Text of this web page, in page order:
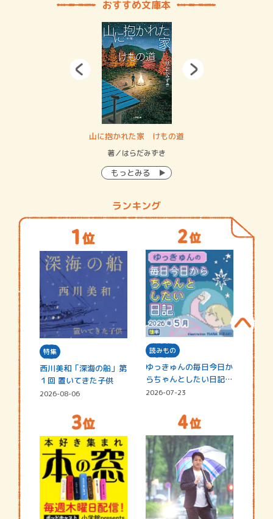
おすすめ文庫本
山に抱かれた家 けもの道
著／はらだみずき
もっとみる
ランキング
特集
西川美和「深海の船」第
１回 置いてきた子供
2026-08-06
読みもの
ゆっきゅんの毎日今日か
らちゃんとしたい日記
☆202…
2026-07-23